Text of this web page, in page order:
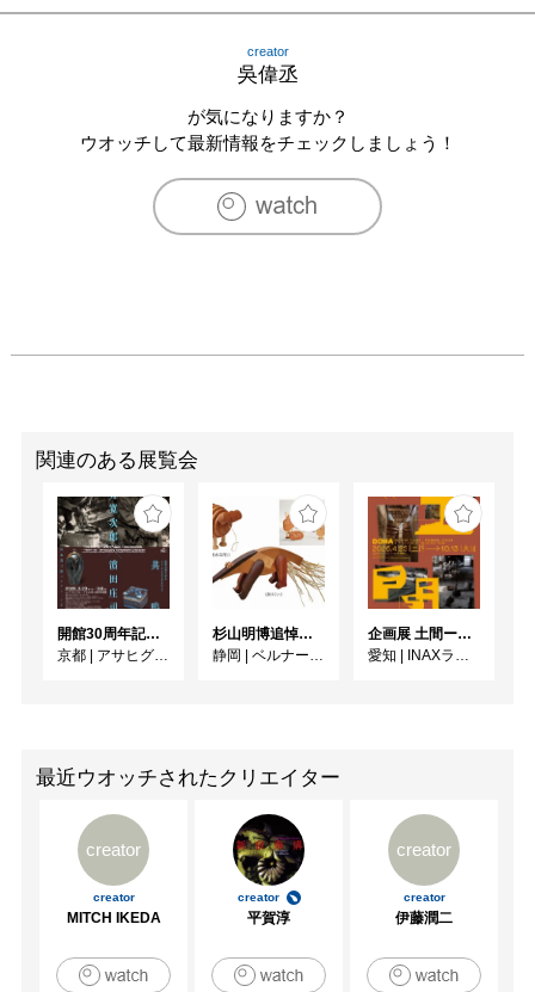
creator
吳偉丞
が気になりますか？
ウオッチして最新情報をチェックしましょう！
関連のある展覧会
開館30周年記念 山本爲三郎・河井寬次郎没後60年記念 「共鳴 河井寬次郎 × 濱田庄司 ー山本爲三郎コレクションより」
京都 | アサヒグループ大山崎山荘美術館
杉山明博追悼展 木とわたし―木工の妙技と美術教育
静岡 | ベルナール・ビュフェ美術館
企画展 土間ーつくって、つかって、再発見ー
愛知 | INAXライブミュージアム
最近ウオッチされたクリエイター
creator
creator
MITCH IKEDA
creator
平賀淳
creator
creator
伊藤潤二